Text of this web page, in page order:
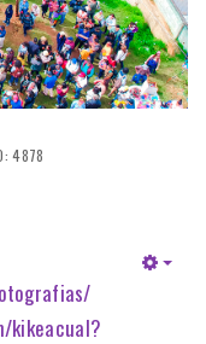
4878
kikeacual?